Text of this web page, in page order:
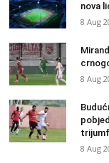
nova
8 Aug
8 Aug
trijumf
8 Aug